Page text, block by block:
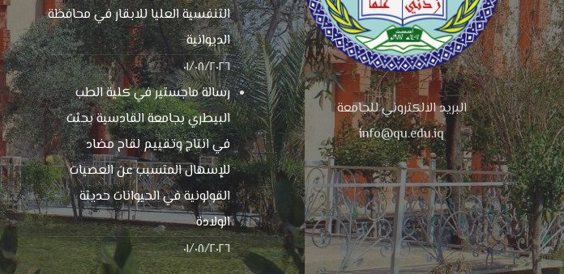
البريد الالكتروني للجامعة
info@qu.edu.iq
التنفسية العليا للابقار في محافظة
الديوانية
٠١/٠٨/٢٠٢٦
رسالة ماجستير في كلية الطب
البيطري بجامعة القادسية بحثت
في انتاج وتقييم لقاح مضاد
للإسهال المتسبب عن العصيات
القولونية في الحيوانات حديثة
الولادة
٠١/٠٨/٢٠٢٦